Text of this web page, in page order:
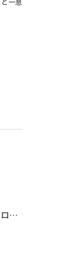
広島市の外壁塗装ブログ★室田工業★塗替えマスターズ★外壁リフォーム